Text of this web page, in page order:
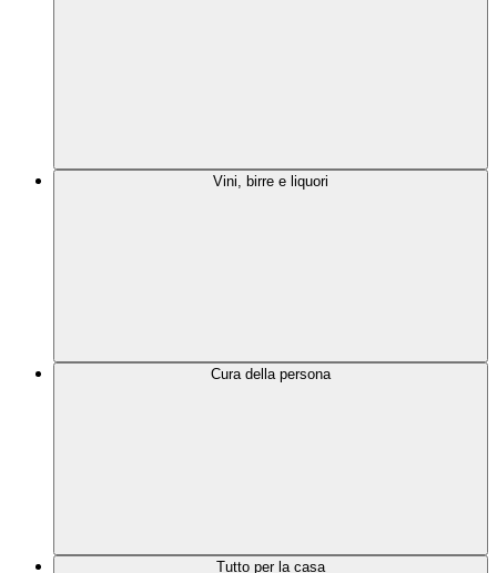
Vini, birre e liquori
Cura della persona
Tutto per la casa